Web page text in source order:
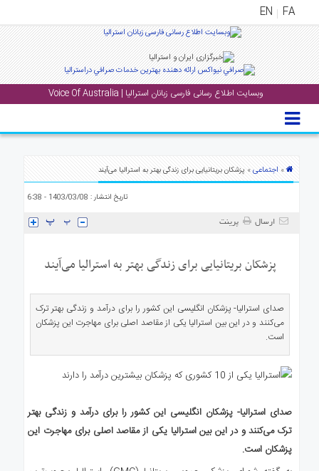
FA
EN
وبسایت اطلاع رسانی فارسی زبانان استرالیا | Voice Of Australia
منوی
اصلی
» اجتماعی» پزشکان بریتانیایی برای زندگی بهتر به استرالیا می‌آیند
تاریخ انتشار : 1403/03/08 - 6:38
ارسال پرینت
پزشکان بریتانیایی برای زندگی بهتر به استرالیا می‌آیند
صدای استرالیا- پزشکان انگلیسی این کشور را برای درآمد و زندگی بهتر ترک
می‌کنند و در این بین استرالیا یکی از مقاصد اصلی برای مهاجرت این پزشکان
است.
صدای استرالیا- پزشکان انگلیسی این کشور را برای درآمد و زندگی بهتر
ترک می‌کنند و در این بین استرالیا یکی از مقاصد اصلی برای مهاجرت این
پزشکان است.